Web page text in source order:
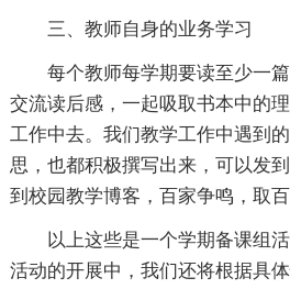
三、教师自身的业务学习
每个教师每学期要读至少一
交流读后感，一起吸取书本中的
工作中去。我们教学工作中遇到
思，也都积极撰写出来，可以发
到校园教学博客，百家争鸣，取
以上这些是一个学期备课组
活动的开展中，我们还将根据具